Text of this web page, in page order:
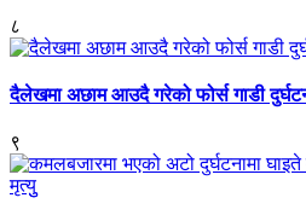
८
दैलेखमा अछाम आउदै गरेको फोर्स गाडी
९